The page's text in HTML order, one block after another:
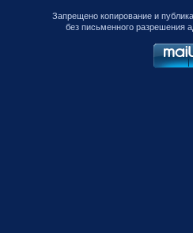
Запрещено копирование и
без письменного разрешения